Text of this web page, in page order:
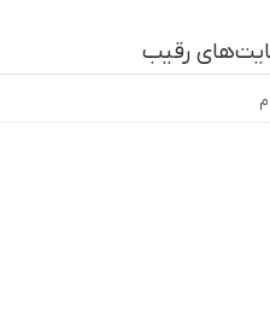
رقیب